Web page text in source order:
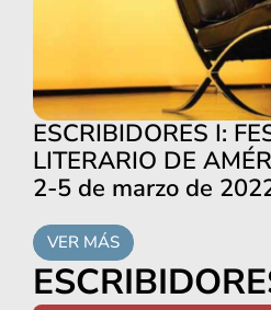
ESCRIBIDORES I:
LITERARIO DE
2-5 de marzo de
VER MÁS